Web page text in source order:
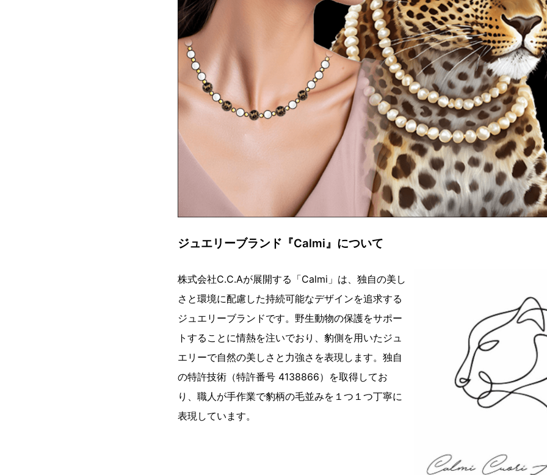
ジュエリーブランド『Calmi』について
株式会社C.C.Aが展開する「Calmi」は、独自の美し
さと環境に配慮した持続可能なデザインを追求する
ジュエリーブランドです。野生動物の保護をサポー
トすることに情熱を注いでおり、豹側を用いたジュ
エリーで自然の美しさと力強さを表現します。独自
の特許技術（特許番号 4138866）を取得してお
り、職人が手作業で豹柄の毛並みを１つ１つ丁寧に
表現しています。